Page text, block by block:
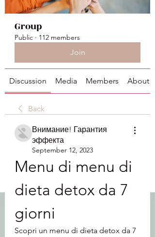
Group
Public · 112 members
Join
Discussion Media Members About
Back
Внимание! Гарантия
эффекта
September 12, 2023
Menu di menu di
dieta detox da 7
giorni
Scopri un menu di dieta detox da 7